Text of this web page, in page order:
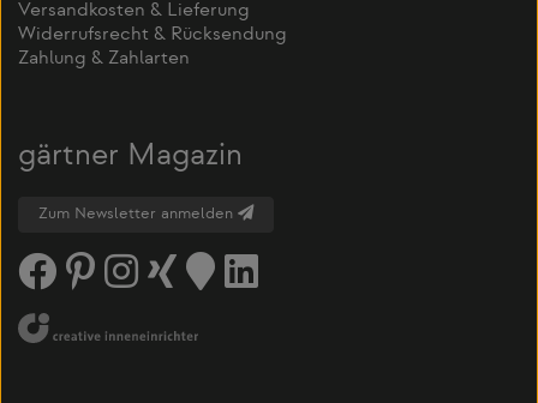
Versandkosten & Lieferung
Widerrufsrecht & Rücksendung
Zahlung & Zahlarten
gärtner Magazin
Zum Newsletter anmelden